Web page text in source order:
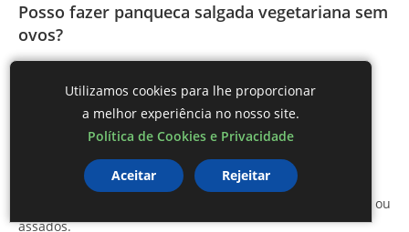
Posso fazer panqueca salgada vegetariana sem
ovos?
hidratada ou purê de banana para uma versão vegana.
Quais legumes posso usar para o recheio?
Legumes como cenoura, abobrinha, cebola, alho e tomate
são ótimas opções para o recheio, podendo ser refogados ou
assados.
Utilizamos cookies para lhe proporcionar
a melhor experiência no nosso site.
Política de Cookies e Privacidade
Aceitar Rejeitar